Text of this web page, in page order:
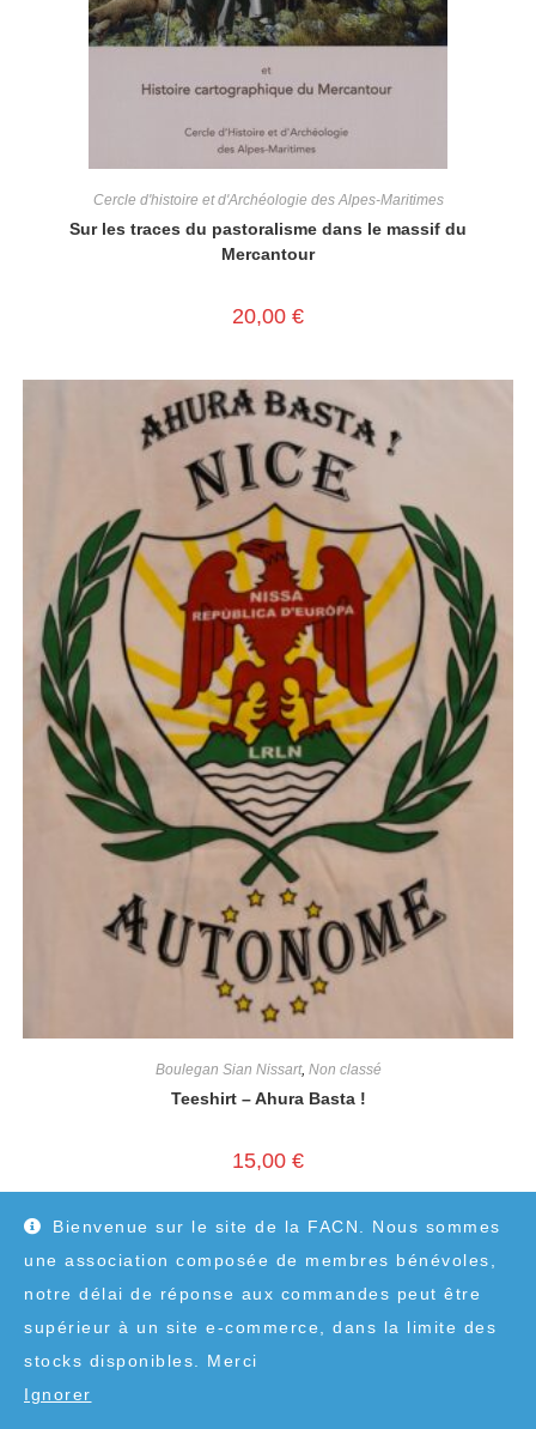
Bienvenue sur le site de la FACN. Nous sommes
une association composée de membres bénévoles,
notre délai de réponse aux commandes peut être
supérieur à un site e-commerce, dans la limite des
stocks disponibles. Merci
Ignorer
Cercle d'histoire et d'Archéologie des Alpes-Maritimes
Sur les traces du pastoralisme dans le massif du
Mercantour
20,00 €
Boulegan Sian Nissart, Non classé
Teeshirt – Ahura Basta !
15,00 €